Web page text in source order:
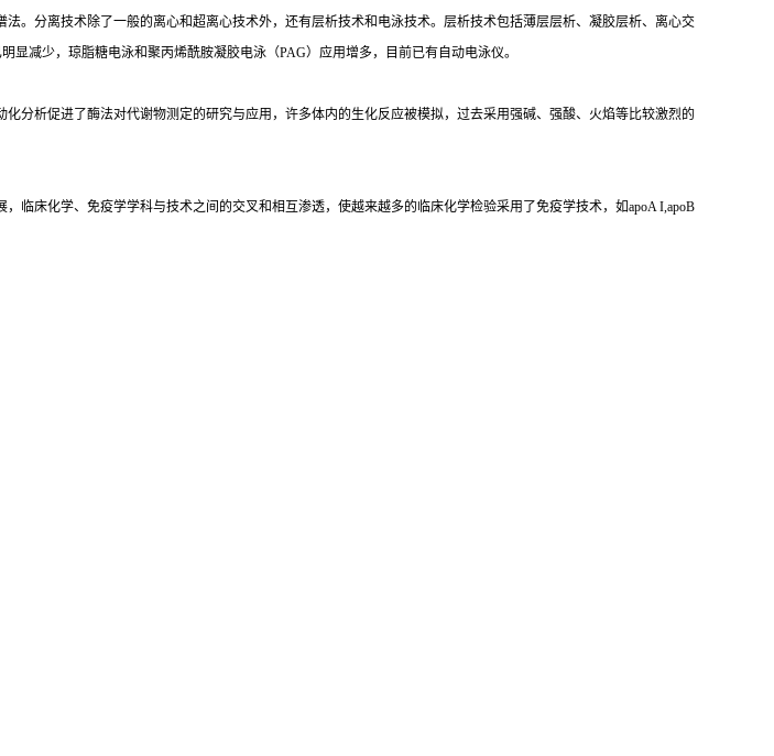
。分离技术除了一般的离心和超离心技术外，还有层析技术和电泳技术。层析技术包括薄层层析、凝胶层析、离心交
减少，琼脂糖电泳和聚丙烯酰胺凝胶电泳（PAG）应用增多，目前已有自动电泳仪。
分析促进了酶法对代谢物测定的研究与应用，许多体内的生化反应被模拟，过去采用强碱、强酸、火焰等比较激烈的
临床化学、免疫学学科与技术之间的交叉和相互渗透，使越来越多的临床化学检验采用了免疫学技术，如apoA I,apoB